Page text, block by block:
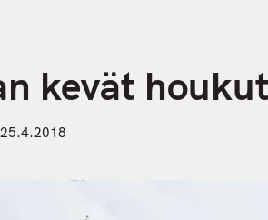
kevät
25.4.2018